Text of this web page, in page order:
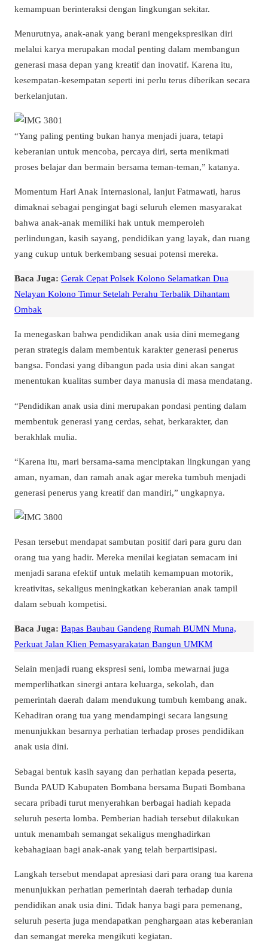
kemampuan berinteraksi dengan lingkungan sekitar.
Menurutnya, anak-anak yang berani mengekspresikan diri
melalui karya merupakan modal penting dalam membangun
generasi masa depan yang kreatif dan inovatif. Karena itu,
kesempatan-kesempatan seperti ini perlu terus diberikan secara
berkelanjutan.
“Yang paling penting bukan hanya menjadi juara, tetapi
keberanian untuk mencoba, percaya diri, serta menikmati
proses belajar dan bermain bersama teman-teman,” katanya.
Momentum Hari Anak Internasional, lanjut Fatmawati, harus
dimaknai sebagai pengingat bagi seluruh elemen masyarakat
bahwa anak-anak memiliki hak untuk memperoleh
perlindungan, kasih sayang, pendidikan yang layak, dan ruang
yang cukup untuk berkembang sesuai potensi mereka.
Baca Juga: Gerak Cepat Polsek Kolono Selamatkan Dua
Nelayan Kolono Timur Setelah Perahu Terbalik Dihantam
Ombak
Ia menegaskan bahwa pendidikan anak usia dini memegang
peran strategis dalam membentuk karakter generasi penerus
bangsa. Fondasi yang dibangun pada usia dini akan sangat
menentukan kualitas sumber daya manusia di masa mendatang.
“Pendidikan anak usia dini merupakan pondasi penting dalam
membentuk generasi yang cerdas, sehat, berkarakter, dan
berakhlak mulia.
“Karena itu, mari bersama-sama menciptakan lingkungan yang
aman, nyaman, dan ramah anak agar mereka tumbuh menjadi
generasi penerus yang kreatif dan mandiri,” ungkapnya.
Pesan tersebut mendapat sambutan positif dari para guru dan
orang tua yang hadir. Mereka menilai kegiatan semacam ini
menjadi sarana efektif untuk melatih kemampuan motorik,
kreativitas, sekaligus meningkatkan keberanian anak tampil
dalam sebuah kompetisi.
Baca Juga: Bapas Baubau Gandeng Rumah BUMN Muna,
Perkuat Jalan Klien Pemasyarakatan Bangun UMKM
Selain menjadi ruang ekspresi seni, lomba mewarnai juga
memperlihatkan sinergi antara keluarga, sekolah, dan
pemerintah daerah dalam mendukung tumbuh kembang anak.
Kehadiran orang tua yang mendampingi secara langsung
menunjukkan besarnya perhatian terhadap proses pendidikan
anak usia dini.
Sebagai bentuk kasih sayang dan perhatian kepada peserta,
Bunda PAUD Kabupaten Bombana bersama Bupati Bombana
secara pribadi turut menyerahkan berbagai hadiah kepada
seluruh peserta lomba. Pemberian hadiah tersebut dilakukan
untuk menambah semangat sekaligus menghadirkan
kebahagiaan bagi anak-anak yang telah berpartisipasi.
Langkah tersebut mendapat apresiasi dari para orang tua karena
menunjukkan perhatian pemerintah daerah terhadap dunia
pendidikan anak usia dini. Tidak hanya bagi para pemenang,
seluruh peserta juga mendapatkan penghargaan atas keberanian
dan semangat mereka mengikuti kegiatan.